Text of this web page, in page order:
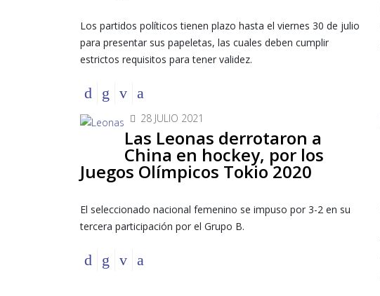
Los partidos políticos tienen plazo hasta el viernes 30 de julio
para presentar sus papeletas, las cuales deben cumplir
estrictos requisitos para tener validez.
28 JULIO 2021
Las Leonas derrotaron a
China en hockey, por los
Juegos Olímpicos Tokio 2020
El seleccionado nacional femenino se impuso por 3-2 en su
tercera participación por el Grupo B.